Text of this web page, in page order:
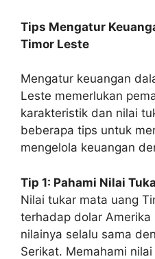
Tips Mengatur
Timor Leste
Mengatur keuangan
Leste memerlukan
karakteristik dan nilai
beberapa tips untuk
mengelola keuangan
Tip 1: Pahami Nilai
Nilai tukar mata uang
terhadap dolar
nilainya selalu sama
Serikat. Memahami